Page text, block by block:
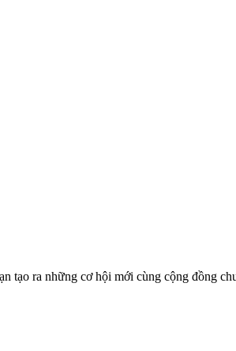
tạo ra những cơ hội mới cùng cộng đồng